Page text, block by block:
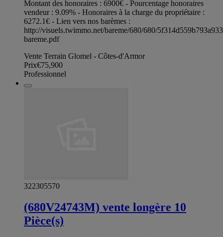
Montant des honoraires : 6900€ - Pourcentage honoraires
vendeur : 9.09% - Honoraires à la charge du propriétaire :
6272.1€ - Lien vers nos barèmes :
http://visuels.twimmo.net/bareme/680/680/
bareme.pdf
Vente Terrain Glomel - Côtes-d'Armor
Prix€75,900
Professionnel
322305570
(680V24743M) vente longère 10
Pièce(s)